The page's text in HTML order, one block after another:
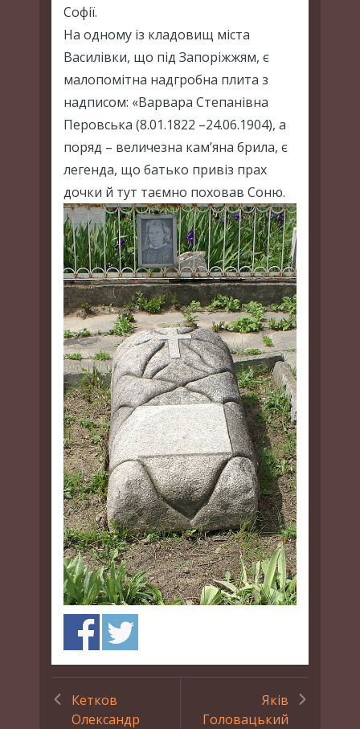
Софії.
На одному із кладовищ міста
Василівки, що під Запоріжжям, є
малопомітна надгробна плита з
надписом: «Варвара Степанівна
Перовська (8.01.1822 –24.06.1904), а
поряд – величезна кам’яна брила, є
легенда, що батько привіз прах
дочки й тут таємно поховав Соню.
Кетков
Олександр
Яків
Головацький